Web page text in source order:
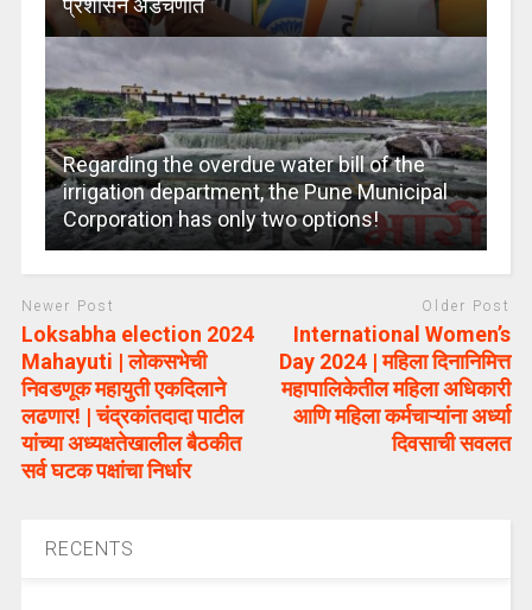
Regarding the overdue water bill of the
irrigation department, the Pune Municipal
Corporation has only two options!
Newer Post
Loksabha election 2024
Mahayuti | लोकसभेची
निवडणूक महायुती एकदिलाने
लढणार! | चंद्रकांतदादा पाटील
यांच्या अध्यक्षतेखालील बैठकीत
सर्व घटक पक्षांचा निर्धार
Older Post
International Women’s
Day 2024 | महिला दिनानिमित्त
महापालिकेतील महिला अधिकारी
आणि महिला कर्मचाऱ्यांना अर्ध्या
दिवसाची सवलत
RECENTS